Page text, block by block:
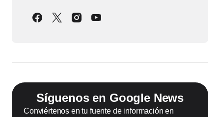
Síguenos en Google News
Conviértenos en tu fuente de información en